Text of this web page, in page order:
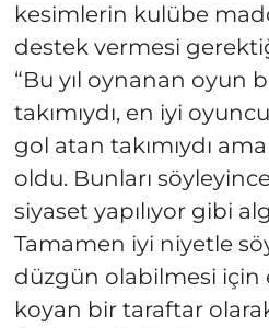
kesimlerin kulübe
destek vermesi
“Bu yıl oynanan oyun
takımıydı, en iyi
gol atan takımıydı
oldu. Bunları
siyaset yapılıyor gibi
Tamamen iyi niyetle
düzgün olabilmesi için
koyan bir taraftar